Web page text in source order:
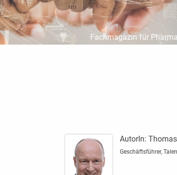
Fachmagazin für
AutorIn:
Geschäftsführer,